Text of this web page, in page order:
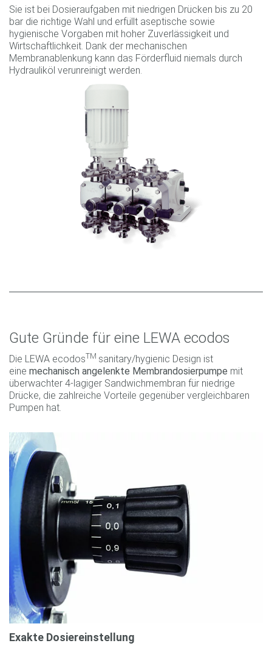
Sie ist bei Dosieraufgaben mit niedrigen Drücken bis zu 20
bar die richtige Wahl und erfüllt aseptische sowie
hygienische Vorgaben mit hoher Zuverlässigkeit und
Wirtschaftlichkeit. Dank der mechanischen
Membranablenkung kann das Förderfluid niemals durch
Hydrauliköl verunreinigt werden.
Gute Gründe für eine LEWA ecodos
Die LEWA ecodosTM sanitary/hygienic Design ist
eine mechanisch angelenkte Membrandosierpumpe mit
überwachter 4-lagiger Sandwichmembran für niedrige
Drücke, die zahlreiche Vorteile gegenüber vergleichbaren
Pumpen hat.
Exakte Dosiereinstellung